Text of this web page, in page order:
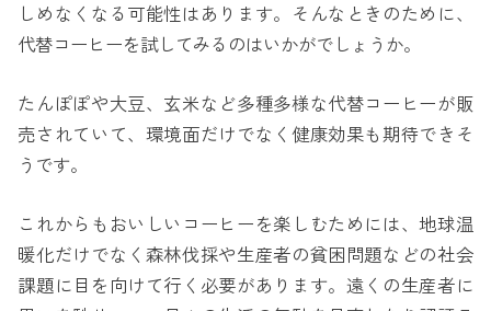
しめなくなる可能性はあります。そんなときのために、
代替コーヒーを試してみるのはいかがでしょうか。
たんぽぽや大豆、玄米など多種多様な代替コーヒーが販
売されていて、環境面だけでなく健康効果も期待できそ
うです。
これからもおいしいコーヒーを楽しむためには、地球温
暖化だけでなく森林伐採や生産者の貧困問題などの社会
課題に目を向けて行く必要があります。遠くの生産者に